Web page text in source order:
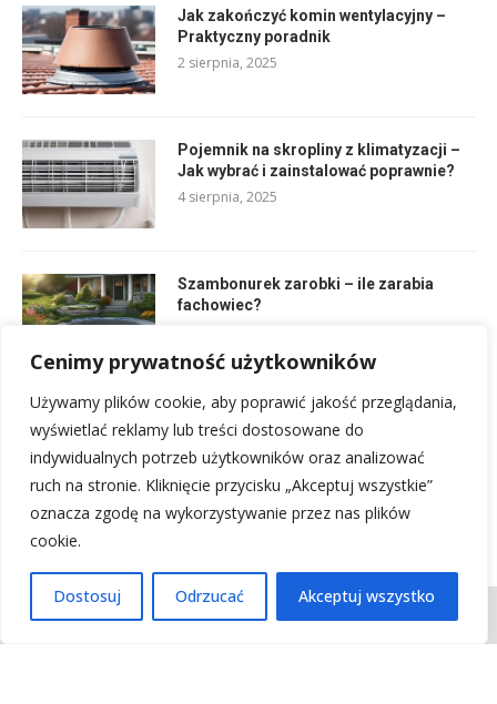
Cenimy prywatność użytkowników
Używamy plików cookie, aby poprawić jakość przeglądania,
wyświetlać reklamy lub treści dostosowane do
indywidualnych potrzeb użytkowników oraz analizować
ruch na stronie. Kliknięcie przycisku „Akceptuj wszystkie”
oznacza zgodę na wykorzystywanie przez nas plików
cookie.
Dostosuj Odrzucać Akceptuj wszystko
Jak zakończyć komin wentylacyjny –
Praktyczny poradnik
2 sierpnia, 2025
Pojemnik na skropliny z klimatyzacji –
Jak wybrać i zainstalować poprawnie?
4 sierpnia, 2025
Szambonurek zarobki – ile zarabia
fachowiec?
Kiedy szerszenie śpią: Poradnik dla
miłośników ogrodu
15 lipca, 2025
Kontakt Regulamin Polityka prywatności
Mapa witryny